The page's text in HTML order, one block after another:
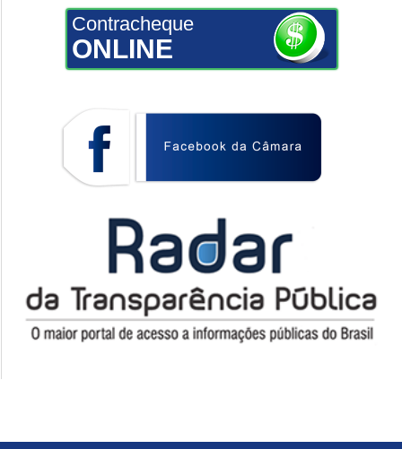
Contracheque
ONLINE